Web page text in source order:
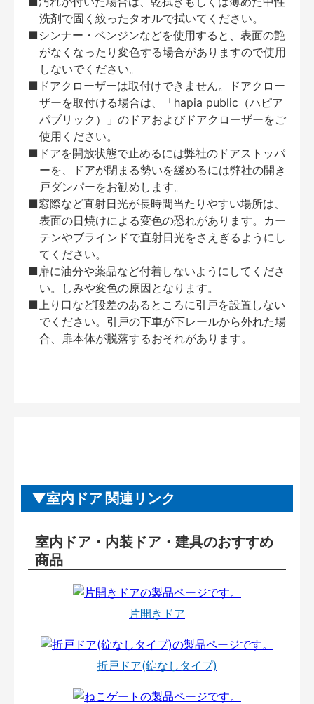
洗剤で固く絞ったタオルで拭いてください。
■シンナー・ベンジンなどを使用すると、表面の艶
がなくなったり変色する場合がありますので使用
しないでください。
■ドアクローザーは取付けできません。ドアクロー
ザーを取付ける場合は、「hapia public（ハピア
パブリック）」のドアおよびドアクローザーをご
使用ください。
■ドアを開放状態で止めるには弊社のドアストッパ
ーを、ドアが閉まる勢いを緩めるには弊社の開き
戸ダンパーをお勧めします。
■窓際など直射日光が長時間当たりやすい場所は、
表面の日焼けによる変色の恐れがあります。カー
テンやブラインドで直射日光をさえぎるようにし
てください。
■扉に油分や薬品など付着しないようにしてくださ
い。しみや変色の原因となります。
■上り口など段差のあるところに引戸を設置しない
でください。引戸の下車が下レールから外れた場
合、扉本体が脱落するおそれがあります。
室内ドア 関連リンク
室内ドア・内装ドア・建具のおすすめ
商品
片開きドア
折戸ドア(錠なしタイプ)